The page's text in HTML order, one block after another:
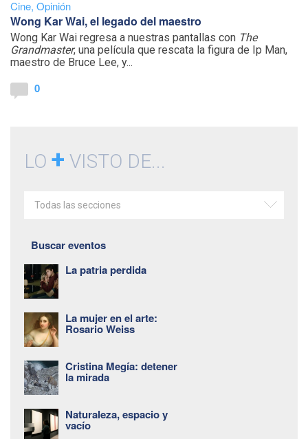
Cine, Opinión
Wong Kar Wai, el legado del maestro
Wong Kar Wai regresa a nuestras pantallas con The
Grandmaster, una película que rescata la figura de Ip Man,
maestro de Bruce Lee, y...
0
LO + VISTO DE...
Todas las secciones
Buscar eventos
La patria perdida
La mujer en el arte:
Rosario Weiss
Cristina Megía: detener
la mirada
Naturaleza, espacio y
vacío